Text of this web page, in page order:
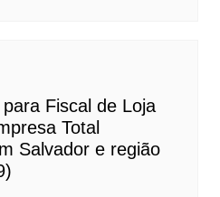
Fiscal de Loja
Total
Salvador e região